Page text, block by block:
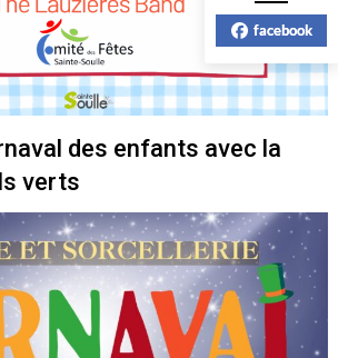
des enfants avec la
verts
facebook